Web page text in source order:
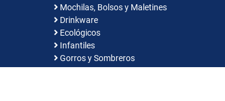
Mochilas, Bolsos y Maletines
Drinkware
Ecológicos
Infantiles
Gorros y Sombreros